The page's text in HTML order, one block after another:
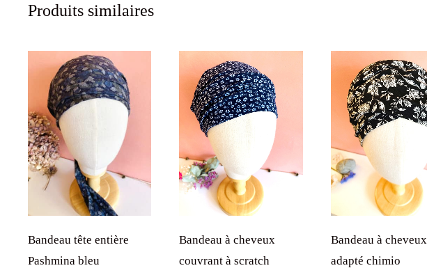
Produits similaires
Bandeau tête entière
Pashmina bleu
Bandeau à cheveux
couvrant à scratch
Bandeau à cheveux
adapté chimio